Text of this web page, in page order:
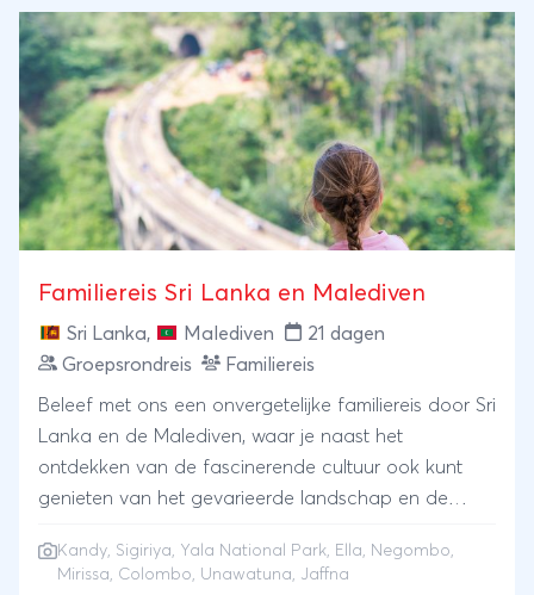
onderwaterwereld ontdekken bij het eiland Pulau
Menjangan. Kortom genoeg te zien en te doen!
Familiereis Sri Lanka en Malediven
Sri Lanka, Malediven
21 dagen
Groepsrondreis
Familiereis
Beleef met ons een onvergetelijke familiereis door Sri
Lanka en de Malediven, waar je naast het
ontdekken van de fascinerende cultuur ook kunt
genieten van het gevarieerde landschap en de
mooiste aspecten van Azië, zonder lange reisdagen.
Kandy, Sigiriya, Yala National Park, Ella, Negombo,
Mirissa, Colombo, Unawatuna, Jaffna